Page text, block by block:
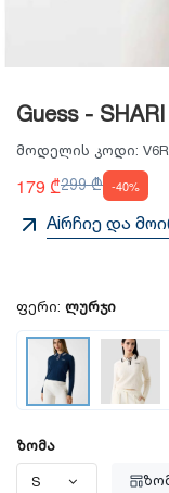
Guess -
მოდელის კოდი:
179 ₾299 ₾ -40%
Aiრჩიე და
ფერი: ლურჯი
ზომა